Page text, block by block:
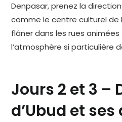
Denpasar, prenez la
comme le centre culturel de
flâner dans les rues
l’atmosphère si particulière
Jours 2 et 3 –
d’Ubud et